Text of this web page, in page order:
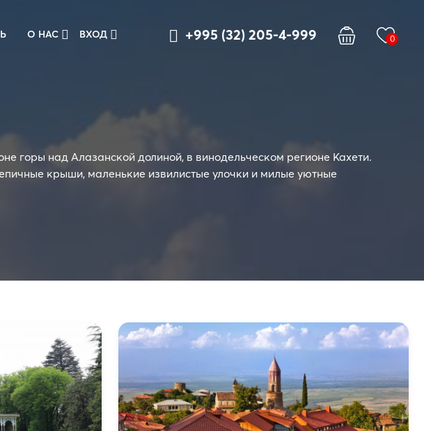
О НАС ВХОД +995 (32) 205-4-999 0
горы над Алазанской долиной, в винодельческом регионе Кахети.
крыши, маленькие извилистые улочки и милые уютные